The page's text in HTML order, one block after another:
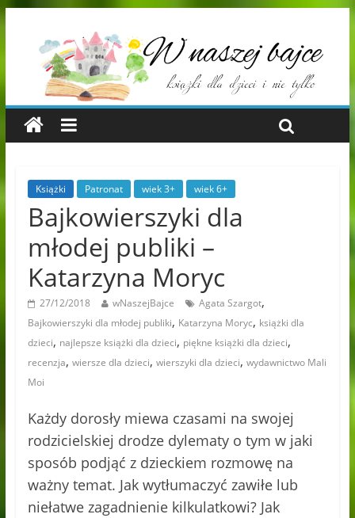
Książki Patronat wiek 3+ wiek 6+
Bajkowierszyki dla
młodej publiki –
Katarzyna Moryc
27/12/2018 wNaszejBajce Agata Szargot,
Bajkowierszyki dla młodej publiki, Katarzyna Moryc, książki dla
dzieci, najlepsze książki dla dzieci, piękne książki dla dzieci,
recenzja, wiersze dla dzieci, wierszyki dla dzieci, wydawnictwo Mali
Moi
Każdy dorosły miewa czasami na swojej
rodzicielskiej drodze dylematy o tym w jaki
sposób podjąć z dzieckiem rozmowę na
ważny temat. Jak wytłumaczyć zawiłe lub
niełatwe zagadnienie kilkulatkowi? Jak